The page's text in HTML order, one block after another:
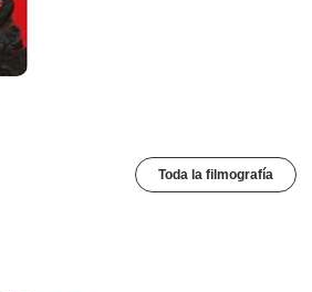
Toda la filmografía